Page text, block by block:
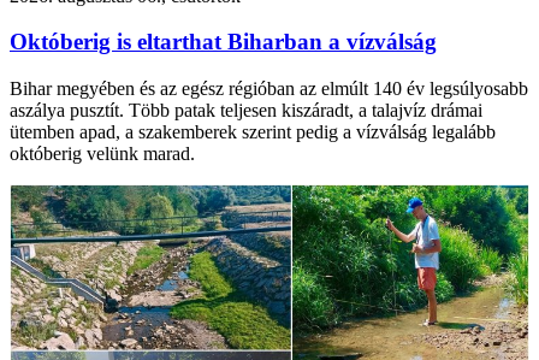
Októberig is eltarthat Biharban a vízválság
Bihar megyében és az egész régióban az elmúlt 140 év legsúlyosabb
aszálya pusztít. Több patak teljesen kiszáradt, a talajvíz drámai
ütemben apad, a szakemberek szerint pedig a vízválság legalább
októberig velünk marad.